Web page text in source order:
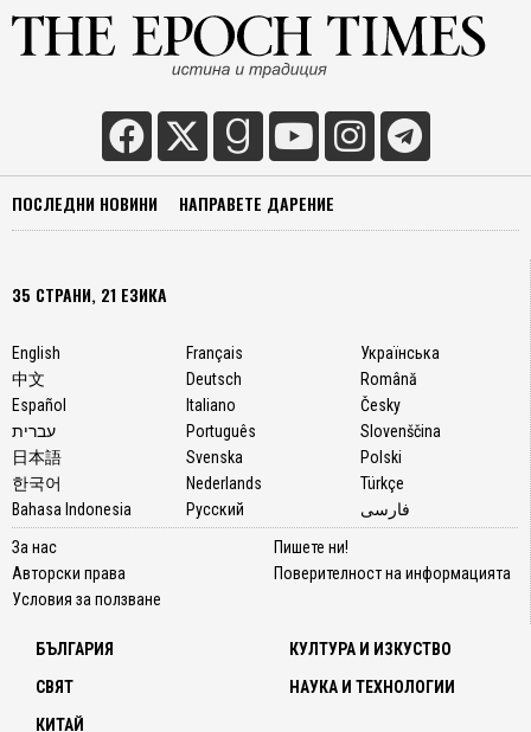
ПОСЛЕДНИ НОВИНИ НАПРАВЕТЕ ДАРЕНИЕ
35 СТРАНИ, 21 ЕЗИКА
English
中文
Español
עברית
日本語
한국어
Bahasa Indonesia
Français
Deutsch
Italiano
Português
Svenska
Nederlands
Русский
Українська
Română
Česky
Slovenščina
Polski
Türkçe
فارسی
За нас
Авторски права
Условия за ползване
Пишете ни!
Поверителност на информацията
БЪЛГАРИЯ
СВЯТ
КИТАЙ
КУЛТУРА И ИЗКУСТВО
НАУКА И ТЕХНОЛОГИИ